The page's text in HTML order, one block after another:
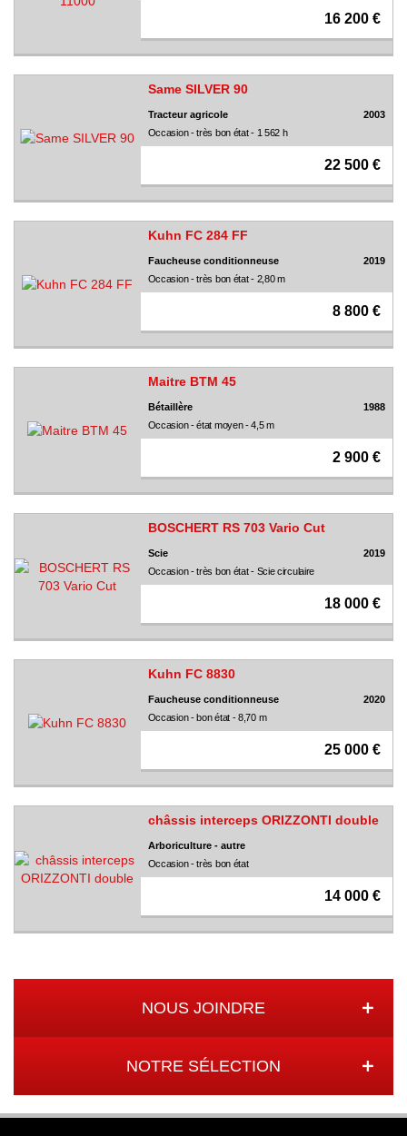
16 200 €
Same SILVER 90
Tracteur agricole
2003
Occasion - très bon état - 1 562 h
22 500 €
Kuhn FC 284 FF
Faucheuse conditionneuse
2019
Occasion - très bon état - 2,80 m
8 800 €
Maitre BTM 45
Bétaillère
1988
Occasion - état moyen - 4,5 m
2 900 €
BOSCHERT RS 703 Vario Cut
Scie
2019
Occasion - très bon état - Scie circulaire
18 000 €
Kuhn FC 8830
Faucheuse conditionneuse
2020
Occasion - bon état - 8,70 m
25 000 €
châssis interceps ORIZZONTI double
Arboriculture - autre
Occasion - très bon état
14 000 €
NOUS JOINDRE
NOTRE SÉLECTION